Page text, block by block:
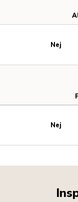
Nej
Nej